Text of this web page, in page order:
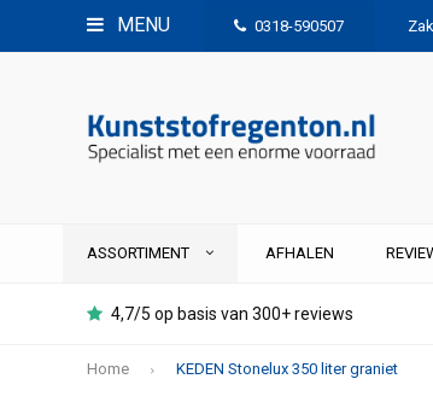
MENU 0318-590507
ASSORTIMENT AFHALEN
4,7/5 op basis van 300+ reviews
Home KEDEN Stonelux 350 liter graniet